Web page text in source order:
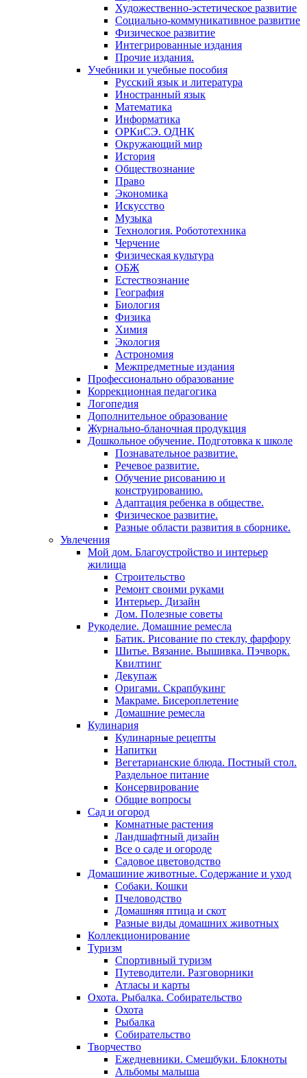
Художественно-эстетическое развитие
Социально-коммуникативное развитие
Физическое развитие
Интегрированные издания
Прочие издания.
Учебники и учебные пособия
Русский язык и литература
Иностранный язык
Математика
Информатика
ОРКиСЭ. ОДНК
Окружающий мир
История
Обществознание
Право
Экономика
Искусство
Музыка
Технология. Робототехника
Черчение
Физическая культура
ОБЖ
Естествознание
География
Биология
Физика
Химия
Экология
Астрономия
Межпредметные издания
Профессионально образование
Коррекционная педагогика
Логопедия
Дополнительное образование
Журнально-бланочная продукция
Дошкольное обучение. Подготовка к школе
Познавательное развитие.
Речевое развитие.
Обучение рисованию и
конструированию.
Адаптация ребенка в обществе.
Физическое развитие.
Разные области развития в сборнике.
Увлечения
Мой дом. Благоустройство и интерьер
жилища
Строительство
Ремонт своими руками
Интерьер. Дизайн
Дом. Полезные советы
Рукоделие. Домашние ремесла
Батик. Рисование по стеклу, фарфору
Шитье. Вязание. Вышивка. Пэчворк.
Квилтинг
Декупаж
Оригами. Скрапбукинг
Макраме. Бисероплетение
Домашние ремесла
Кулинария
Кулинарные рецепты
Напитки
Вегетарианские блюда. Постный стол.
Раздельное питание
Консервирование
Общие вопросы
Сад и огород
Комнатные растения
Ландшафтный дизайн
Все о саде и огороде
Садовое цветоводство
Домашиние животные. Содержание и уход
Собаки. Кошки
Пчеловодство
Домашняя птица и скот
Разные виды домашних животных
Коллекционирование
Туризм
Спортивный туризм
Путеводители. Разговорники
Атласы и карты
Охота. Рыбалка. Собирательство
Охота
Рыбалка
Собирательство
Творчество
Ежедневники. Смешбуки. Блокноты
Альбомы малыша